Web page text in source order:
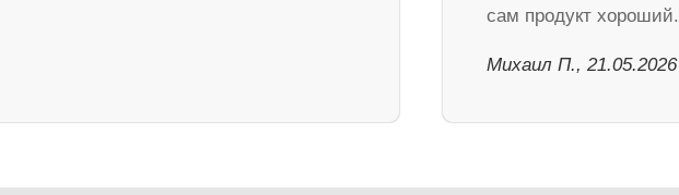
сам продукт хороший.
Михаил П., 21.05.2026